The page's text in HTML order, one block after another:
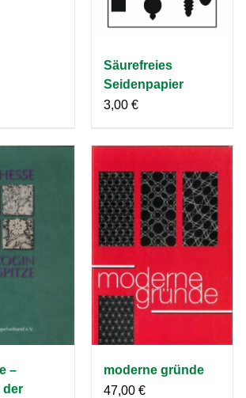
Säurefreies
Seidenpapier
3,00 €
–
der
moderne gründe
47,00 €